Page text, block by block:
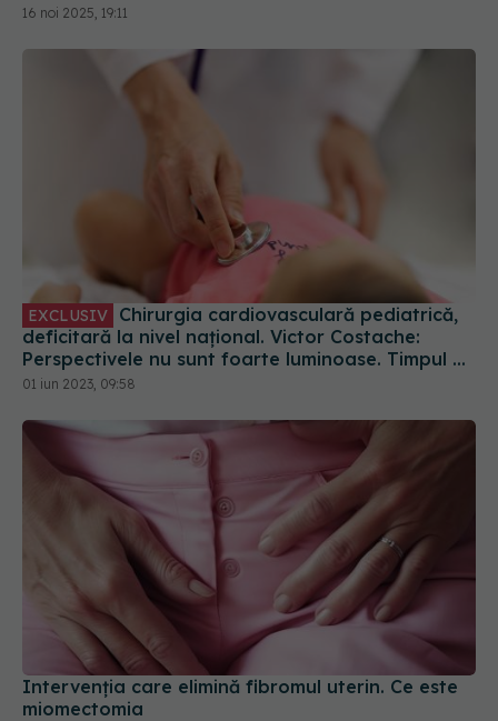
16 noi 2025, 19:11
EXCLUSIV
deficitară la nivel național. Victor Costache:
Perspectivele nu sunt foarte luminoase. Timpul nu
este de partea noastră
01 iun 2023, 09:58
Intervenția care elimină fibromul uterin. Ce este
miomectomia